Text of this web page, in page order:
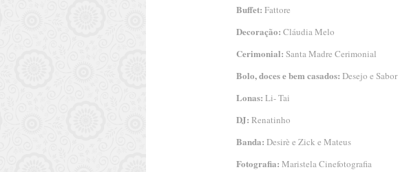
Buffet: Fattore
Decoração: Cláudia Melo
Cerimonial: Santa Madre Cerimonial
Bolo, doces e bem casados: Desejo e Sabor
Lonas: Li- Tai
DJ: Renatinho
Banda: Desirè e Zick e Mateus
Fotografia: Maristela Cinefotografia